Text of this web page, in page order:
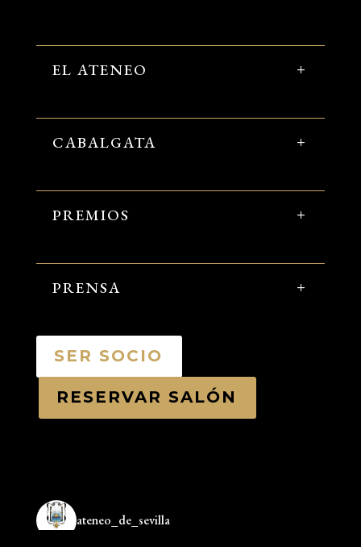
EL ATENEO
CABALGATA
PREMIOS
PRENSA
SER SOCIO
RESERVAR SALÓN
ateneo_de_sevilla